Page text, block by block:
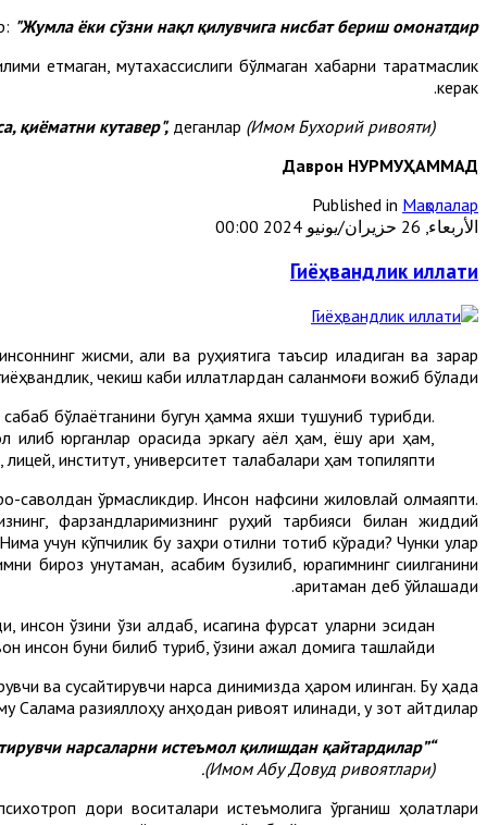
"Жумла ёки сўзни нақл қилувчига нисбат бериш омонатдир”.
етмаган, мутахассислиги бўлмаган хабарни тарқатмаслик
керак.
қиёматни кутавер",деганлар (Имом Бухорий ривояти).
Даврон НУРМУҲАММАД
Published in Мақолалар
الأربعاء, 26 حزيران/يونيو 2024 00:00
Гиёҳвандлик иллати
жисми, ақли ва руҳиятига таъсир қиладиган ва зарар
чекиш каби иллатлардан сақланмоғи вожиб бўлади.
бўлаётганини бугун ҳамма яхши тушуниб турибди.
юрганлар орасида эркагу аёл ҳам, ёшу қари ҳам,
институт, университет талабалари ҳам топиляпти.
саволдан қўрқмасликдир. Инсон нафсини жиловлай олмаяпти.
фарзандларимизнинг руҳий тарбияси билан жиддий
учун кўпчилик бу заҳри қотилни тотиб кўради? Чунки улар
бироз унутаман, асабим бузилиб, юрагимнинг сиқилганини
аритаман деб ўйлашади.
ўзини ўзи алдаб, қисқагина фурсат уларни эсидан
инсон буни билиб туриб, ўзини ажал домига ташлайди.
ва сусайтирувчи нарса динимизда ҳаром қилинган. Бу ҳақда
Салама разияллоҳу анҳодан ривоят қилинади, у зот айтдилар:
“Расулуллоҳ саллаллоҳу алайҳи васаллам ҳар қандай маст қилувчи, баданни бўшаштирувчи ва сусайтирувчи нарсаларни истеъмол қилишдан қайтардилар”
(Имом Абу Довуд ривоятлари).
дори воситалари истеъмолига ўрганиш ҳолатлари